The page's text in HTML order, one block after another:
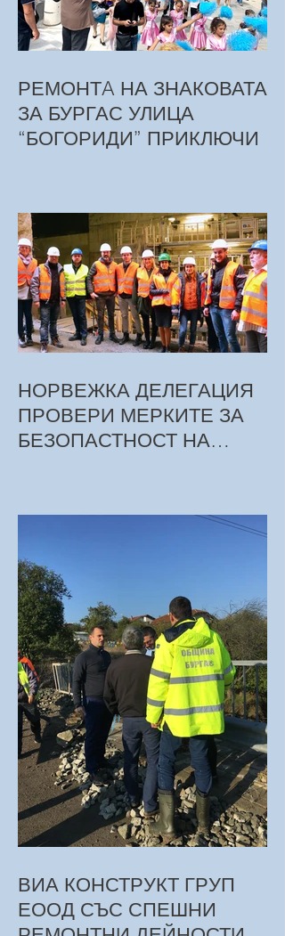
РЕМОНТA НА ЗНАКОВАТА
ЗА БУРГАС УЛИЦА
“БОГОРИДИ” ПРИКЛЮЧИ
НОРВЕЖКА ДЕЛЕГАЦИЯ
ПРОВЕРИ МЕРКИТЕ ЗА
БЕЗОПАСТНОСТ НА
ВИА КОНСТРУКТ ГРУП
ЕООД СЪС СПЕШНИ